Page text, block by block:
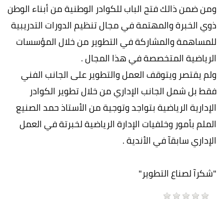
ومن ضمن ذالك فتح الباب للكوادر الوطنية من أبناء الوطن
ذوي الخبرة والمهتمة في مجال تنظيم الدورات التدريبية
للمساهمة والمشاركة في التطوير من خلال المؤسسات
الرياضية المتخصصة في هذا المجال .
ولم يقتصر ويتوقف العمل والتطوير على الجانب الفني
فقط بل شمل الجانب الإداري من خلال تطوير الكوادر
الإدارية الرياضية بتواجد وتوجية من الأستاذ حمد الصنيع
الملم بأمور وخلفيات الإدارة الرياضية لخبرتة في العمل
الإداري سابقآ في الأندية .
"شكرآ لصناع التطوير"